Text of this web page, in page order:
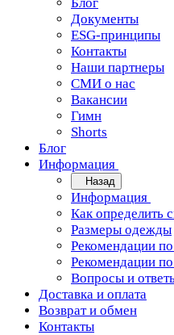
Документы
ESG-принципы
Контакты
Наши партнеры
СМИ о нас
Вакансии
Гимн
Shorts
Блог
Информация
Назад
Информация
Как определить
Размеры одежды
Рекомендации
Рекомендации
Вопросы и
Доставка и оплата
Возврат и обмен
Контакты